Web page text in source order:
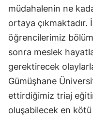
müdahalenin ne
ortaya çıkmaktadır.
öğrencilerimiz
sonra meslek
gerektirecek
Gümüşhane
ettirdiğimiz triaj
oluşabilecek en kötü